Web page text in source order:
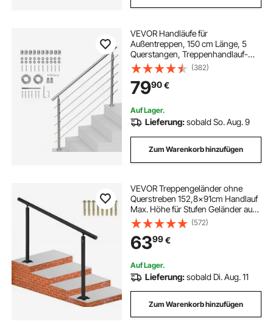
VEVOR Handläufe für
Außentreppen, 150 cm Länge, 5
Querstangen, Treppenhandlauf-
Set, Übergangsgeländer aus
Edelstahl mit Montagesatz,
doppelsäulige Treppenhandläufe für
Senioren, Veranda und Terrasse
(382)
7990€
Auf Lager.
Lieferung:sobald So. Aug. 9
Zum Warenkorb hinzufügen
VEVOR Treppengeländer ohne
Querstreben 152,8x91cm Handlauf
Max. Höhe für Stufen Geländer aus
Aluminium 70kg Tragfähigkeit
Schwarz Ideal für Treppe mit 0-5
Stufen Veranden Gärten Hotels
Garagen
(572)
6399€
Auf Lager.
Lieferung:sobald Di. Aug. 11
Zum Warenkorb hinzufügen